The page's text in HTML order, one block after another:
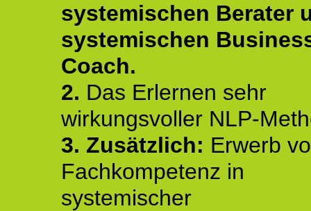
systemischen Berater
systemischen
Coach.
2. Das Erlernen sehr
wirkungsvoller NLP-
3. Zusätzlich: Erwerb
Fachkompetenz in
systemischer